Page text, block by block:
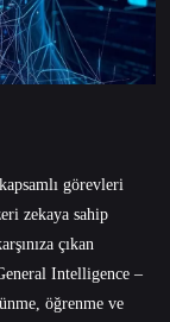
görevleri
zekaya sahip
çıkan
Intelligence –
öğrenme ve